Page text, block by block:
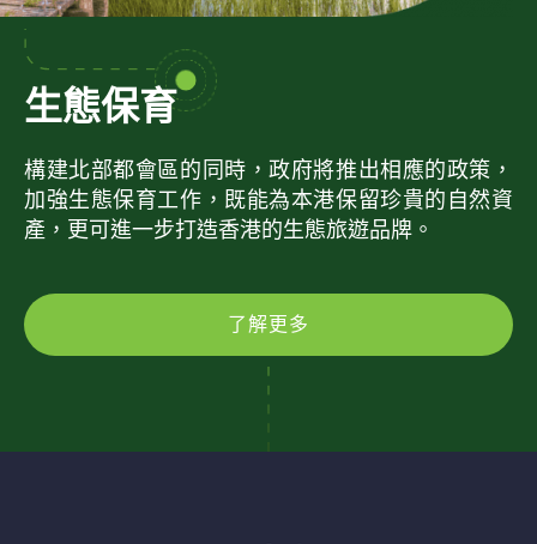
生態保育
構建北部都會區的同時，政府將推出相應的政策，
加強生態保育工作，既能為本港保留珍貴的自然資
產，更可進一步打造香港的生態旅遊品牌。
了解更多